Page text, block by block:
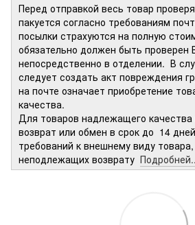
Перед отправкой весь товар
пакуется согласно требованиям
посылки страхуются на полную
обязательно должен быть проверен
непосредственно в отделении. В
следует создать акт повреждения
на почте означает приобретение
качества.
Для товаров надлежащего качества
возврат или обмен в срок до 14
требований к внешнему виду
неподлежащих возврату Подробней..